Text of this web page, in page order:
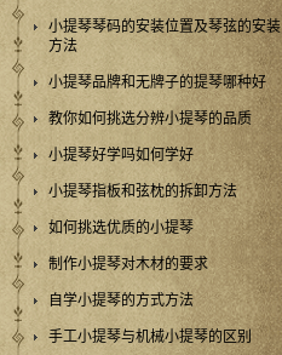
小提琴琴码的安装位置及琴弦的安装
方法
小提琴品牌和无牌子的提琴哪种好
教你如何挑选分辨小提琴的品质
小提琴好学吗如何学好
小提琴指板和弦枕的拆卸方法
如何挑选优质的小提琴
制作小提琴对木材的要求
自学小提琴的方式方法
手工小提琴与机械小提琴的区别